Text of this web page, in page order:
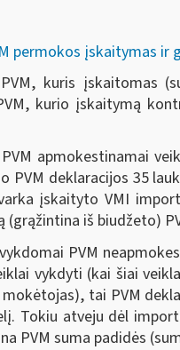
permokos įskaitymas ir
kuris įskaitomas
kurio įskaitymą
apmokestinamai
deklaracijos 35
įskaityto VMI
iš biudžeto)
PVM
vykdyti (kai šiai
tai PVM
Tokiu atveju dėl
PVM suma padidės